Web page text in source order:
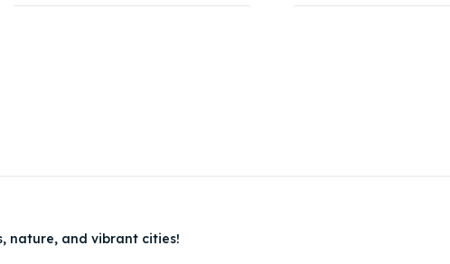
nature, and vibrant cities!